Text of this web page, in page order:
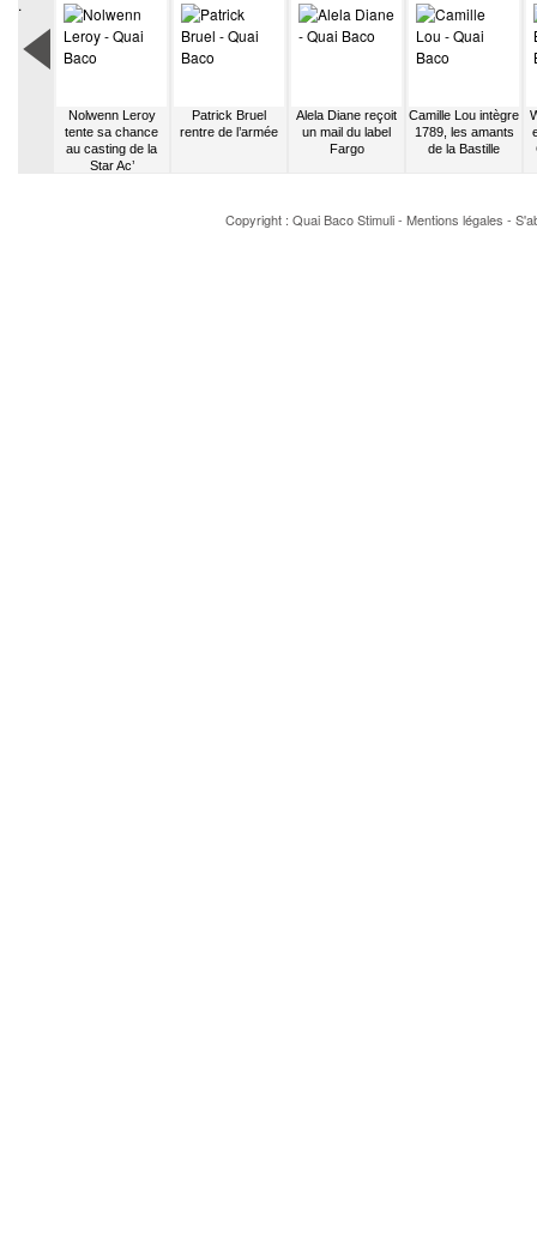
.
Nolwenn Leroy
tente sa chance
au casting de la
Star Ac’
Patrick Bruel
rentre de l’armée
Alela Diane reçoit
un mail du label
Fargo
Camille Lou intègre
1789, les amants
de la Bastille
Copyright : Quai BacoStimuli- Mentions légales -